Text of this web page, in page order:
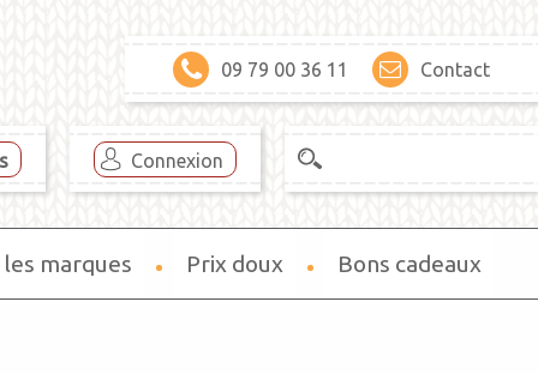
09 79 00 36 11 Contact
Connexion
marques Prix doux Bons cadeaux